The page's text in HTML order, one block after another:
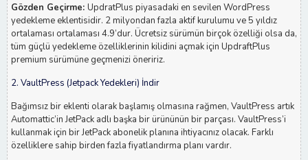
Gözden Geçirme: UpdratPlus piyasadaki en sevilen WordPress
yedekleme eklentisidir. 2 milyondan fazla aktif kurulumu ve 5 yıldız
ortalaması ortalaması 4.9’dur. Ücretsiz sürümün birçok özelliği olsa da,
tüm güçlü yedekleme özelliklerinin kilidini açmak için UpdraftPlus
premium sürümüne geçmenizi öneririz.
2. VaultPress (Jetpack Yedekleri) İndir
Bağımsız bir eklenti olarak başlamış olmasına rağmen, VaultPress artık
Automattic’in JetPack adlı başka bir ürününün bir parçası. VaultPress’i
kullanmak için bir JetPack abonelik planına ihtiyacınız olacak. Farklı
özelliklere sahip birden fazla fiyatlandırma planı vardır.